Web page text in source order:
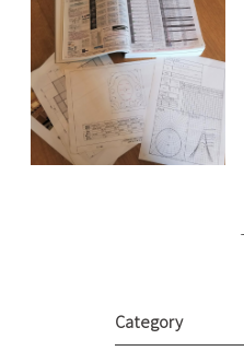
Category